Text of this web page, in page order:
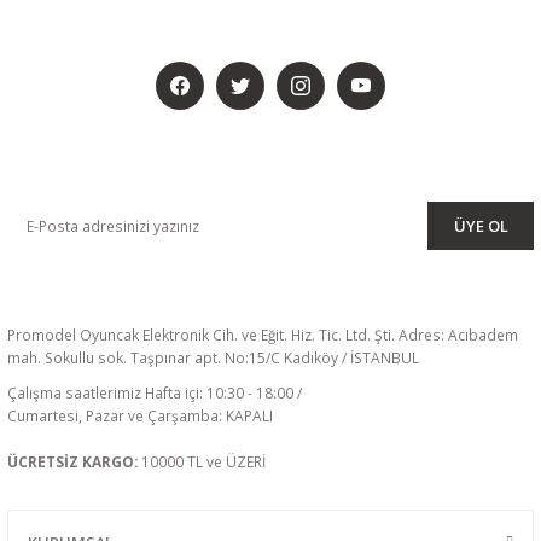
ÜYE OL
Promodel Oyuncak Elektronik Cih. ve Eğit. Hiz. Tic. Ltd. Şti. Adres: Acıbadem
mah. Sokullu sok. Taşpınar apt. No:15/C Kadıköy / İSTANBUL
Çalışma saatlerimiz Hafta içi: 10:30 - 18:00 /
Cumartesi, Pazar ve Çarşamba: KAPALI
ÜCRETSİZ KARGO: 10000 TL ve ÜZERİ